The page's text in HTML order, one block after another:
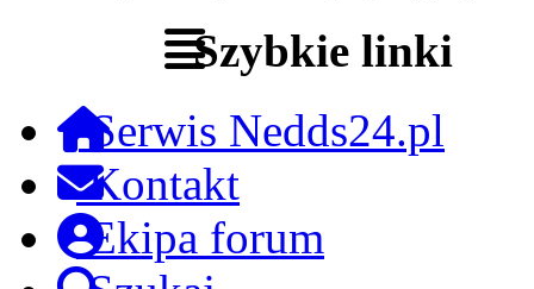
Szybkie linki
Serwis Nedds24.pl
Kontakt
Ekipa forum